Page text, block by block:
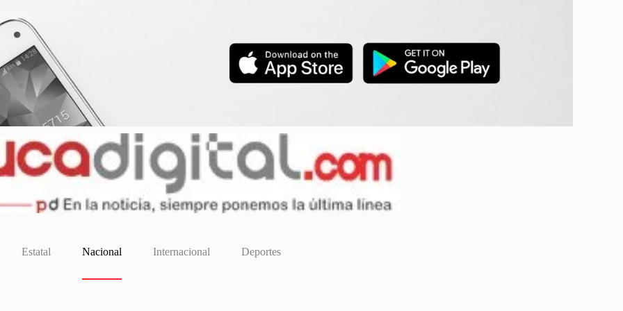
Estatal Nacional Internacional Deportes